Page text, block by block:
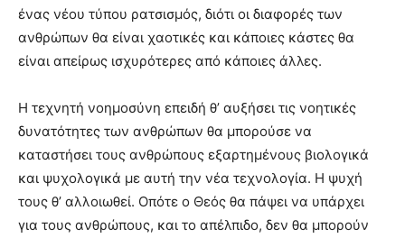
ένας νέου τύπου ρατσισμός, διότι οι διαφορές των
ανθρώπων θα είναι χαοτικές και κάποιες κάστες θα
είναι απείρως ισχυρότερες από κάποιες άλλες.
Η τεχνητή νοημοσύνη επειδή θ’ αυξήσει τις νοητικές
δυνατότητες των ανθρώπων θα μπορούσε να
καταστήσει τους ανθρώπους εξαρτημένους βιολογικά
και ψυχολογικά με αυτή την νέα τεχνολογία. Η ψυχή
τους θ’ αλλοιωθεί. Οπότε ο Θεός θα πάψει να υπάρχει
για τους ανθρώπους, και το απέλπιδο, δεν θα μπορούν